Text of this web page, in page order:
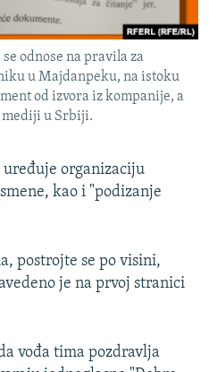
odnose na pravila za
u Majdanpeku, na istoku
od izvora iz kompanije, a
u Srbiji.
uređuje organizaciju
kao i "podizanje
postrojte se po visini,
je na prvoj stranici
vođa tima pozdravlja